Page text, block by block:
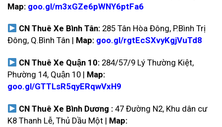
Map: goo.gl/m3xGZe6pWNY6ptFa6
CN Thuê Xe Bình Tân: 285 Tân Hòa Đông, P.Bình Trị
Đông, Q.Bình Tân | Map: goo.gl/rgtEcSXvyKgjVuTd8
CN Thuê Xe Quận 10: 284/57/9 Lý Thường Kiệt,
Phường 14, Quận 10 | Map:
goo.gl/GTTLsR5qyERqwVxH9
CN Thuê Xe Bình Dương :47 Đường N2, Khu dân cư
K8 Thanh Lễ, Thủ Dầu Một | Map: